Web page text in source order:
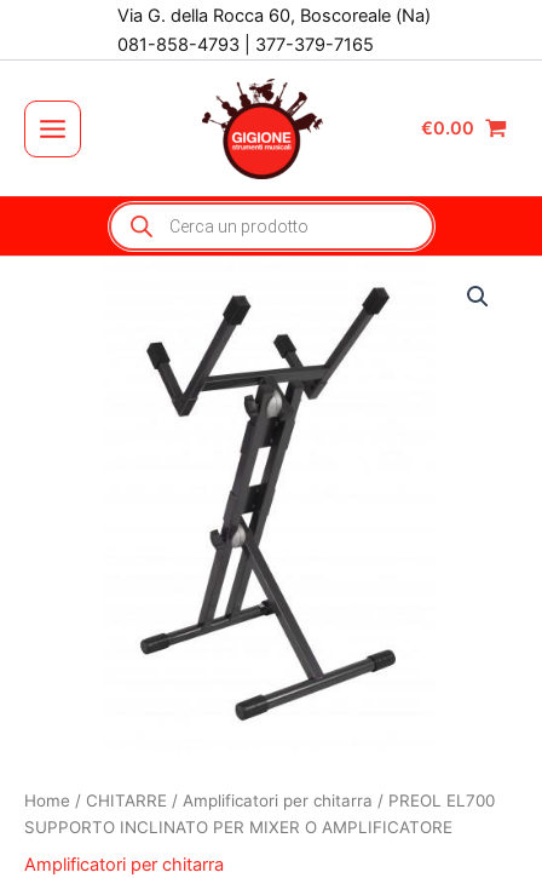
Via G. della Rocca 60, Boscoreale (Na)
081-858-4793 | 377-379-7165
Main
Menu
€0.00
Products
search
Home / CHITARRE / Amplificatori per chitarra / PREOL EL700
SUPPORTO INCLINATO PER MIXER O AMPLIFICATORE
Amplificatori per chitarra